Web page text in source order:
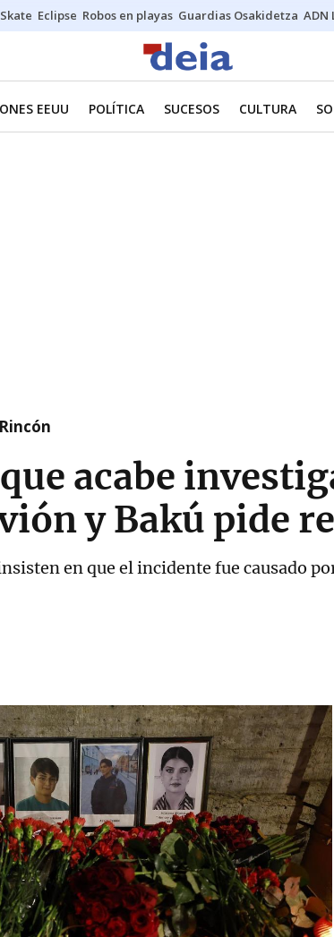
Skate Eclipse Robos en playas Guardias Osakidetza ADN
EEUU POLÍTICA SUCESOS CULTURA
acabe
y Bakú pide
en que el incidente fue causado